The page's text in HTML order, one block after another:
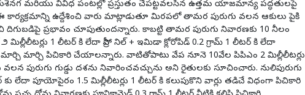
మరియు వివిధ పంటల్లో ప్రస్తుతం చేపట్టవలసిన ఉత్తమ యాజమాన్య పద్ధతులపై
కార్యక్రమాన్ని ఉద్దేశించి వారు మాట్లాడుతూ మిరపలో తామర పురుగు వలన ఆకులు పైకి
ప్రభావం చూపుతుందన్నారు. కాబట్టి తామర పురుగు నివారణకు 10 నీలం
౨ మిల్లీలీటర్లు 1 లీటర్ కి లేదా పీప్రో నిల్ + ఇమిడా క్లోరోపిడ్ 0.2 గ్రామ్ 1 లీటర్ కి లేదా
మార్చి మార్చి పిచికారి చేయాలన్నారు. వాటితోపాటు వేప నూనె 10వేల పిపిఎం 2 మిల్లీలీటర్లు
పురుగు గుడ్డు దశను నివారించవచ్చును అని రైతులకు సూచించారు. నులిపురుగు
కు లేదా పూయోపైరం 1.5 మిల్లీలీటర్లు 1 లీటర్ కి కలుపుకొని వార్లు తడిచే విధంగా పిచికారి